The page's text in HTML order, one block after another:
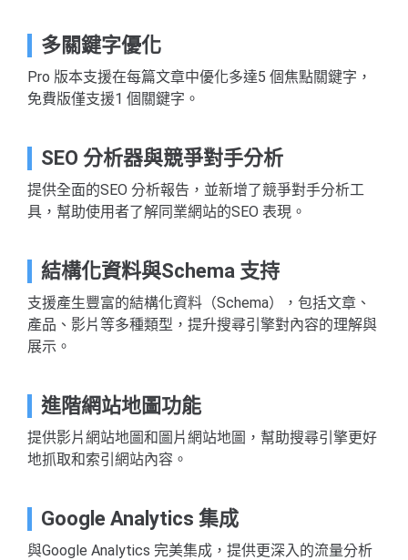
多關鍵字優化
Pro 版本支援在每篇文章中優化多達5 個焦點關鍵字，
免費版僅支援1 個關鍵字。
SEO 分析器與競爭對手分析
提供全面的SEO 分析報告，並新增了競爭對手分析工
具，幫助使用者了解同業網站的SEO 表現。
結構化資料與Schema 支持
支援產生豐富的結構化資料（Schema），包括文章、
產品、影片等多種類型，提升搜尋引擎對內容的理解與
展示。
進階網站地圖功能
提供影片網站地圖和圖片網站地圖，幫助搜尋引擎更好
地抓取和索引網站內容。
Google Analytics 集成
與Google Analytics 完美集成，提供更深入的流量分析